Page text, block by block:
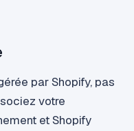
par Shopify, pas
votre
et Shopify